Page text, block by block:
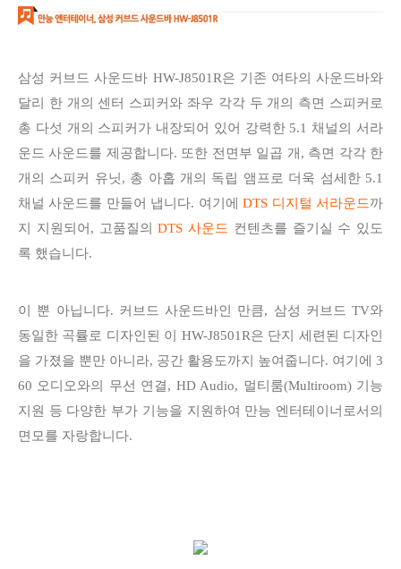
삼성 커브드 사운드바 HW-J8501R은 기존 여타의 사운드바와
달리 한 개의 센터 스피커와 좌우 각각 두 개의 측면 스피커로
총 다섯 개의 스피커가 내장되어 있어 강력한 5.1 채널의 서라
운드 사운드를 제공합니다. 또한 전면부 일곱 개, 측면 각각 한
개의 스피커 유닛, 총 아홉 개의 독립 앰프로 더욱 섬세한 5.1
채널 사운드를 만들어 냅니다. 여기에DTS 디지털 서라운드까
지 지원되어, 고품질의DTS 사운드
컨텐츠를 즐기실 수 있도
록 했습니다.
이 뿐 아닙니다. 커브드 사운드바인 만큼, 삼성 커브드 TV와
동일한 곡률로 디자인된 이 HW-J8501R은 단지 세련된 디자인
을 가졌을 뿐만 아니라, 공간 활용도까지 높여줍니다. 여기에 3
60 오디오와의 무선 연결, HD Audio, 멀티룸(Multiroom) 기능
지원 등 다양한 부가 기능을 지원하여 만능 엔터테이너로서의
면모를 자랑합니다.